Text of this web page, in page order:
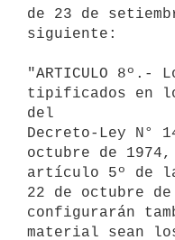
de 23 de
siguiente:
"ARTICULO 8º.-
tipificados en
del
Decreto-Ley N°
octubre de
artículo 5º de
22 de octubre
configurarán
material sean